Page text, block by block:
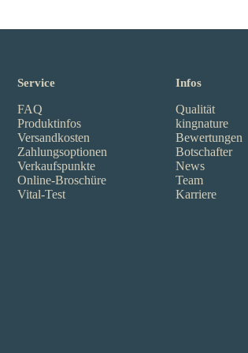
Service
FAQ
Produktinfos
Versandkosten
Zahlungsoptionen
Verkaufspunkte
Online-Broschüre
Vital-Test
Infos
Qualität
kingnature
Bewertungen
Botschafter
News
Team
Karriere